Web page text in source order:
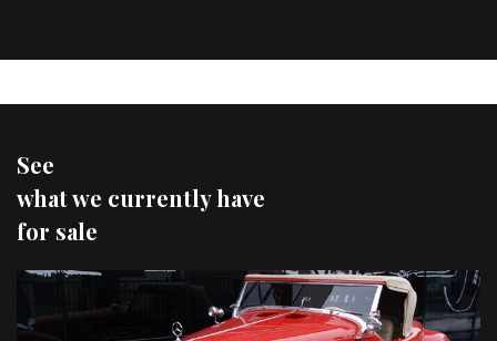
See
what we currently have
for sale